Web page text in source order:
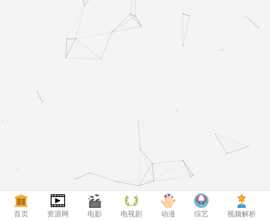
首页 资源网 电影 电视剧 动漫 综艺 视频解析